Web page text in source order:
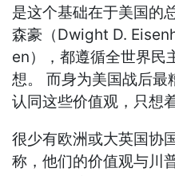
是这个基础在于美国的
森豪（Dwight D.
en），都遵循全世界民
想。 而身为美国战后最
认同这些价值观，只想
很少有欧洲或大英国协
称，他们的价值观与川